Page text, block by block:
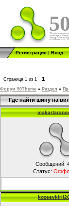
Регистрация|Вход
Страница 1 из 1 1
Форум 50Theme » Раздел »
Где найти шину на
Сообщений:
Статус: